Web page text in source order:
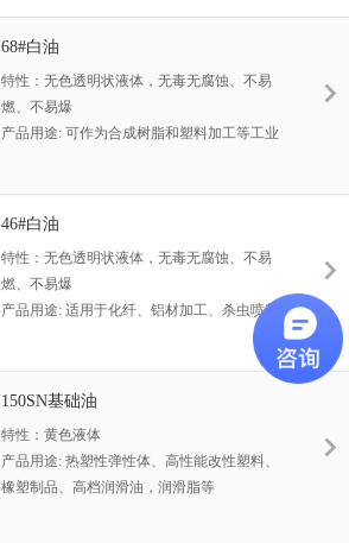
68#白油
特性：无色透明状液体，无毒无腐蚀、不易
燃、不易爆
产品用途: 可作为合成树脂和塑料加工等工业
46#白油
特性：无色透明状液体，无毒无腐蚀、不易
燃、不易爆
产品用途: 适用于化纤、铝材加工、杀虫喷雾
剂、橡胶增塑用油，也适用于作纺织机械、精
密仪器的润滑用油以及压缩机密封用油。
150SN基础油
特性：黄色液体
产品用途: 热塑性弹性体、高性能改性塑料、
橡塑制品、高档润滑油，润滑脂等